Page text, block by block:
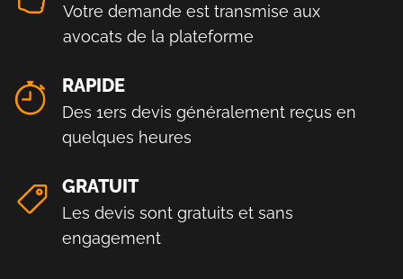
Votre demande est transmise aux
avocats de la plateforme
RAPIDE
Des 1ers devis généralement reçus en
quelques heures
GRATUIT
Les devis sont gratuits et sans
engagement